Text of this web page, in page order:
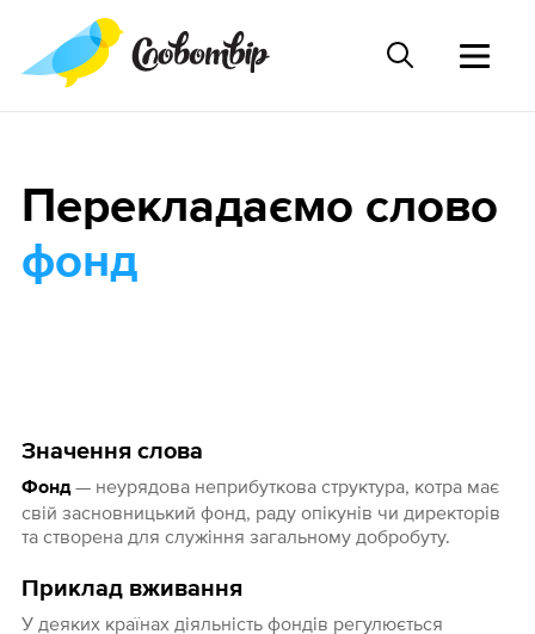
Значення слова
Фонд— неурядова неприбуткова структура, котра має
свій засновницький фонд, раду опікунів чи директорів
та створена для служіння загальному добробуту.
Приклад вживання
У деяких країнах діяльність фондів регулюється
Перекладаємо слово
фонд